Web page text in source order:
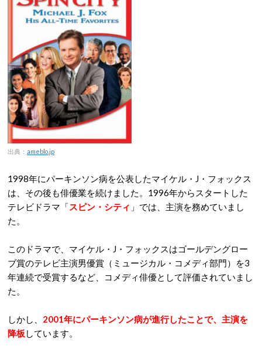
出典： ameblo.jp
1998年にパーキンソン病を公表したマイケル・J・フォックス
は、その後も俳優業を続けました。1996年からスタートした
テレビドラマ「スピン・シティ 」では、主演を務めていまし
た。
このドラマで、マイケル・J・フォックスはゴールデングロー
ブ賞のテレビ主演男優賞（ミュージカル・コメディ部門）を3
年連続で受賞するなど、コメディ俳優として評価されていまし
た。
しかし、 2001年にパーキンソン病が進行したことで、主演を
降板 しています。